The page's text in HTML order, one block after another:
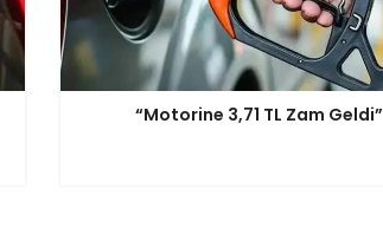
“Motorine 3,71 TL Zam Geldi”